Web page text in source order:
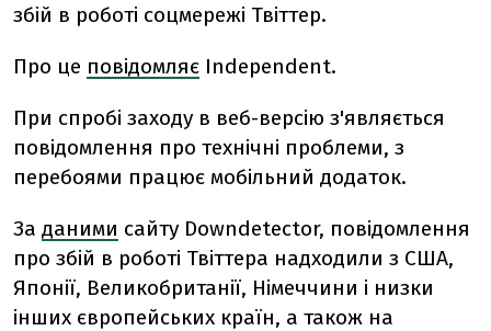
збій в роботі соцмережі Твіттер.
Про це повідомляє Independent.
При спробі заходу в веб-версію з'являється
повідомлення про технічні проблеми, з
перебоями працює мобільний додаток.
За даними сайту Downdetector, повідомлення
про збій в роботі Твіттера надходили з США,
Японії, Великобританії, Німеччини і низки
інших європейських країн, а також на